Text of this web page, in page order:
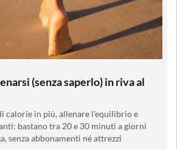
(senza saperlo) in riva al
calorie in più, allenare l'equilibrio e
bastano tra 20 e 30 minuti a giorni
senza abbonamenti né attrezzi